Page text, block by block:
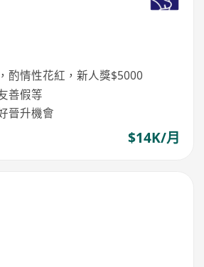
酌情性花紅，新人獎$5000
善假等
晉升機會
$14K/月